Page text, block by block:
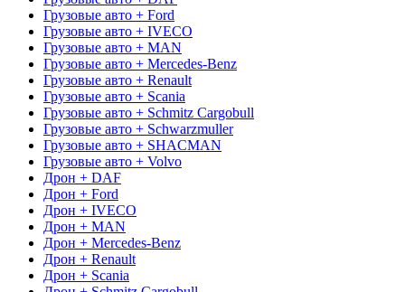
Грузовые авто + Ford
Грузовые авто + IVECO
Грузовые авто + MAN
Грузовые авто + Mercedes-Benz
Грузовые авто + Renault
Грузовые авто + Scania
Грузовые авто + Schmitz Cargobull
Грузовые авто + Schwarzmuller
Грузовые авто + SHACMAN
Грузовые авто + Volvo
Дрон + DAF
Дрон + Ford
Дрон + IVECO
Дрон + MAN
Дрон + Mercedes-Benz
Дрон + Renault
Дрон + Scania